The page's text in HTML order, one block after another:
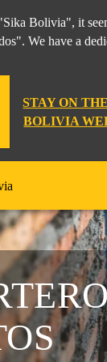
Bolivia", it
We have a
STAY ON
BOLIVIA